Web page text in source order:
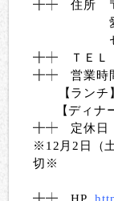
╋┿住所
愛知県名
セゾン
╋┿
ＴＥ
╋┿営業
【ランチ】
【ディナー
╋┿ 定休日
※12月2日（
切※